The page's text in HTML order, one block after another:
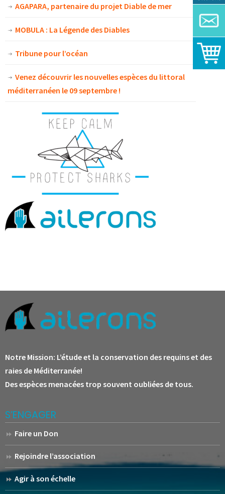
AGAPARA, partenaire du projet Diable de mer
MOBULA : La Légende des Diables
Tribune pour l’océan
Venez découvrir les nouvelles espèces du littoral
méditerranéen le 09 septembre !
Notre Mission: L’étude et la conservation des requins et des
raies de Méditerranée!
Des espèces menacées trop souvent oubliées de tous.
S’ENGAGER
Faire un Don
Rejoindre l’association
Agir à son échelle